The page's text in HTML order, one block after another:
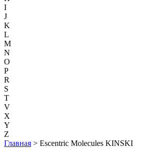
I
J
K
L
M
N
O
P
R
S
T
V
X
Y
Z
Главная > Escentric Molecules KINSKI